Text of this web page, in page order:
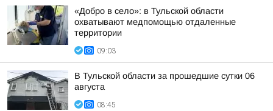
«Добро в село»: в Тульской области
охватывают медпомощью отдаленные
территории
09:03
В Тульской области за прошедшие сутки 06
августа
08:45